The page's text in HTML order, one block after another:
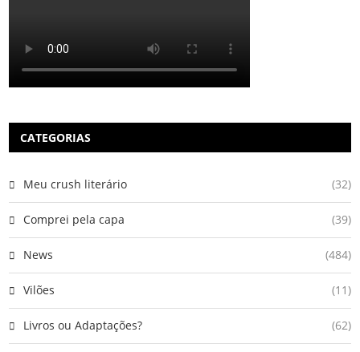
CATEGORIAS
Meu crush literário (32)
Comprei pela capa (39)
News (484)
Vilões (11)
Livros ou Adaptações? (62)